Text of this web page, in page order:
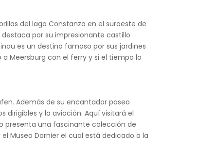
del lago Constanza en el suroeste de
por su impresionante castillo
es un destino famoso por sus jardines
Meersburg con el ferry y si el tiempo lo
Además de su encantador paseo
dirigibles y la aviación. Aquí visitará el
presenta una fascinante colección de
Museo Dornier el cual está dedicado a la